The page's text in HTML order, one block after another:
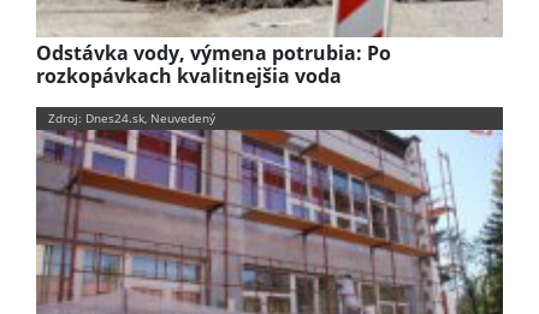
Odstávka vody, výmena potrubia: Po
rozkopávkach kvalitnejšia voda
Zdroj: Dnes24.sk, Neuvedený